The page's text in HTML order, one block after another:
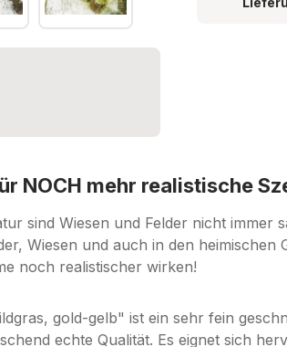
NOCH mehr realistische
sind Wiesen und Felder nicht immer
Wiesen und auch in den
noch realistischer wirken!
gold-gelb" ist ein sehr fein
echte Qualität. Es eignet sich